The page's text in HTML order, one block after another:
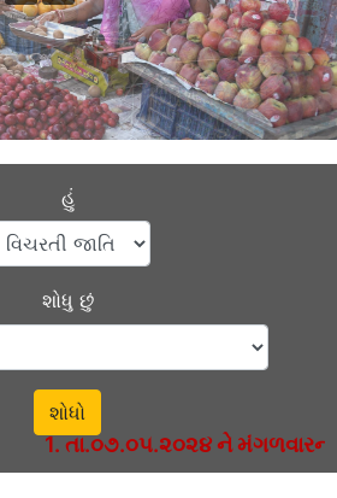
હું
શોધુ છું
શોધો
1. તા.૦૭.૦૫.૨૦૨૪ ને